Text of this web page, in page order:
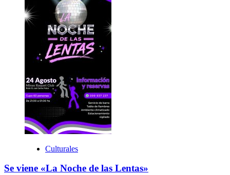
Culturales
Se viene «La Noche de las Lentas»